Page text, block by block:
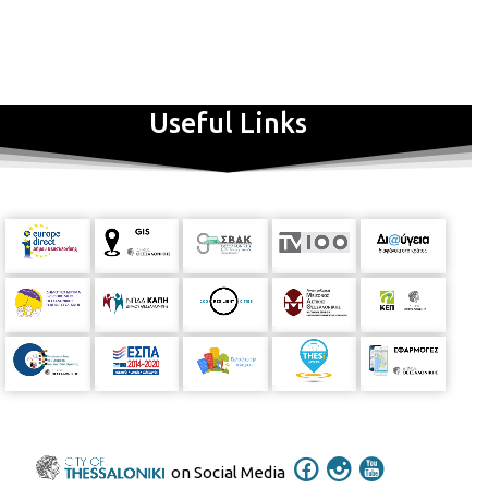
Useful Links
on Social Media